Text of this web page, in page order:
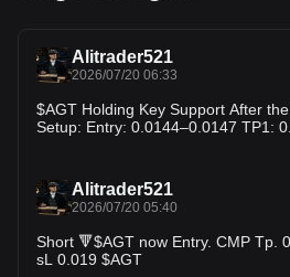
Alitrader521
2026/07/20 06:33
$AGT Holding Key Support After the Sharp Pullback Trade
Setup: Entry: 0.0144–0.0147 TP1:
Alitrader521
2026/07/20 05:40
Short 🔻$AGT now Entry. CMP Tp. 0.017 0.016 0.015 0.014
sL 0.019 $AGT